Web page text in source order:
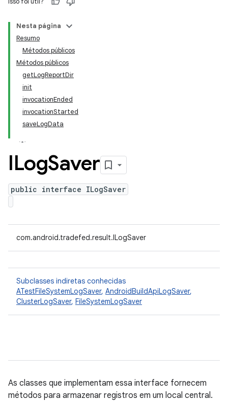
Nesta página
Resumo
Métodos públicos
Métodos públicos
getLogReportDir
init
invocationEnded
invocationStarted
saveLogData
ILogSaver
public interface ILogSaver
com.android.tradefed.result.ILogSaver
Subclasses indiretas conhecidas
ATestFileSystemLogSaver, AndroidBuildApiLogSaver,
ClusterLogSaver, FileSystemLogSaver
As classes que implementam essa interface fornecem
métodos para armazenar registros em um local central.